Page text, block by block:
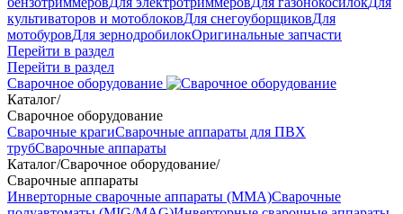
культиваторов и мотоблоковДля снегоуборщиковДля
мотобуровДля зернодробилокОригинальные запчасти
Перейти в раздел
Перейти в раздел
Сварочное оборудование
Каталог/
Сварочное оборудование
Сварочные крагиСварочные аппараты для ПВХ
трубСварочные аппараты
Каталог/Сварочное оборудование/
Сварочные аппараты
Инверторные сварочные аппараты (ММА)Сварочные